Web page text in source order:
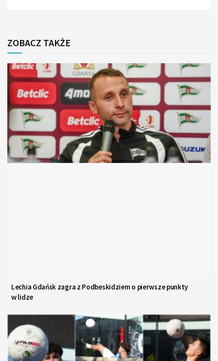
ZOBACZ TAKŻE
Lechia Gdańsk zagra z Podbeskidziem o pierwsze punkty
w lidze